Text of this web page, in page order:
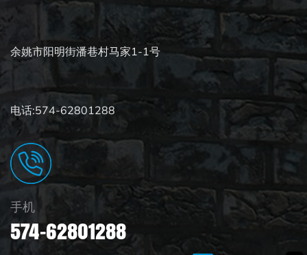
余姚市阳明街潘巷村马家1-1号
电话:574-62801288
手机
574-62801288